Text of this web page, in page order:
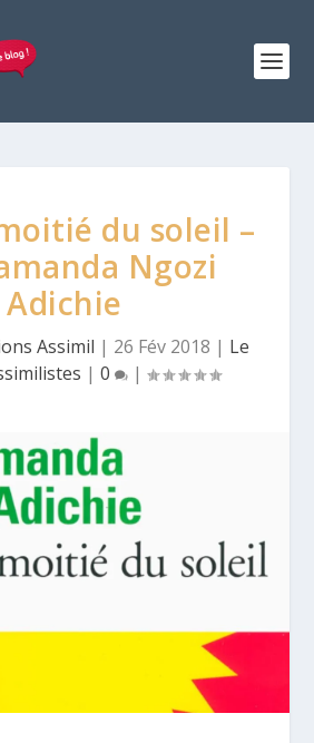
du soleil –
Ngozi
Adichie
Assimil | 26 Fév 2018 | Le
| 0 |